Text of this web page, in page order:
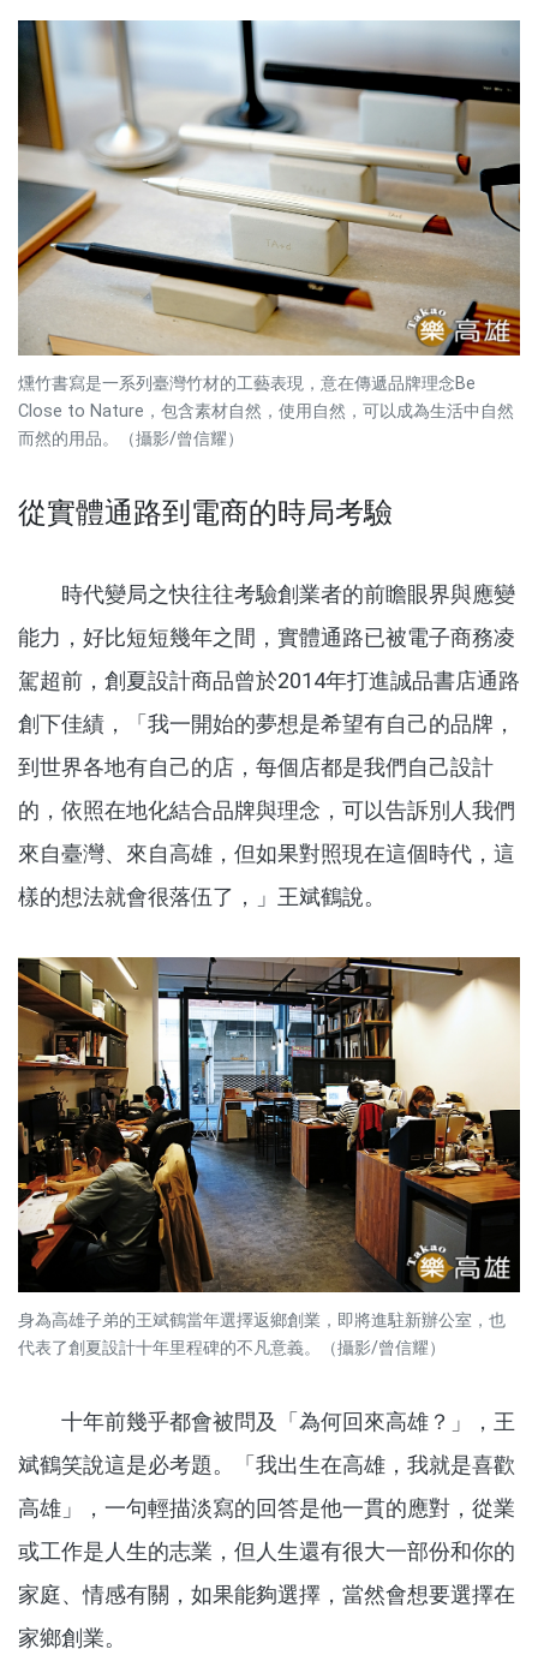
燻竹書寫是一系列臺灣竹材的工藝表現，意在傳遞品牌理念Be
Close to Nature，包含素材自然，使用自然，可以成為生活中自然
而然的用品。（攝影/曾信耀）
從實體通路到電商的時局考驗
時代變局之快往往考驗創業者的前瞻眼界與應變
能力，好比短短幾年之間，實體通路已被電子商務凌
駕超前，創夏設計商品曾於2014年打進誠品書店通路
創下佳績，「我一開始的夢想是希望有自己的品牌，
到世界各地有自己的店，每個店都是我們自己設計
的，依照在地化結合品牌與理念，可以告訴別人我們
來自臺灣、來自高雄，但如果對照現在這個時代，這
樣的想法就會很落伍了，」王斌鶴說。
身為高雄子弟的王斌鶴當年選擇返鄉創業，即將進駐新辦公室，也
代表了創夏設計十年里程碑的不凡意義。（攝影/曾信耀）
十年前幾乎都會被問及「為何回來高雄？」，王
斌鶴笑說這是必考題。「我出生在高雄，我就是喜歡
高雄」，一句輕描淡寫的回答是他一貫的應對，從業
或工作是人生的志業，但人生還有很大一部份和你的
家庭、情感有關，如果能夠選擇，當然會想要選擇在
家鄉創業。